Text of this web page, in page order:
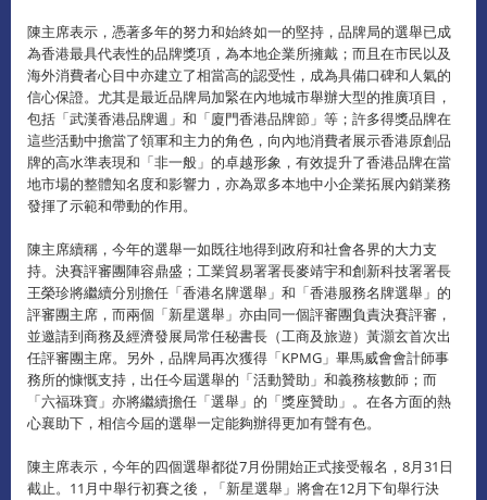
陳主席表示，憑著多年的努力和始終如一的堅持，品牌局的選舉已成
為香港最具代表性的品牌獎項，為本地企業所擁戴；而且在市民以及
海外消費者心目中亦建立了相當高的認受性，成為具備口碑和人氣的
信心保證。尤其是最近品牌局加緊在內地城市舉辦大型的推廣項目，
包括「武漢香港品牌週」和「廈門香港品牌節」等；許多得獎品牌在
這些活動中擔當了領軍和主力的角色，向內地消費者展示香港原創品
牌的高水準表現和「非一般」的卓越形象，有效提升了香港品牌在當
地市場的整體知名度和影響力，亦為眾多本地中小企業拓展內銷業務
發揮了示範和帶動的作用。
陳主席續稱，今年的選舉一如既往地得到政府和社會各界的大力支
持。決賽評審團陣容鼎盛；工業貿易署署長麥靖宇和創新科技署署長
王榮珍將繼續分別擔任「香港名牌選舉」和「香港服務名牌選舉」的
評審團主席，而兩個「新星選舉」亦由同一個評審團負責決賽評審，
並邀請到商務及經濟發展局常任秘書長（工商及旅遊）黃灝玄首次出
任評審團主席。另外，品牌局再次獲得「KPMG」畢馬威會會計師事
務所的慷慨支持，出任今屆選舉的「活動贊助」和義務核數師；而
「六福珠寶」亦將繼續擔任「選舉」的「獎座贊助」。在各方面的熱
心襄助下，相信今屆的選舉一定能夠辦得更加有聲有色。
陳主席表示，今年的四個選舉都從7月份開始正式接受報名，8月31日
截止。11月中舉行初賽之後，「新星選舉」將會在12月下旬舉行決